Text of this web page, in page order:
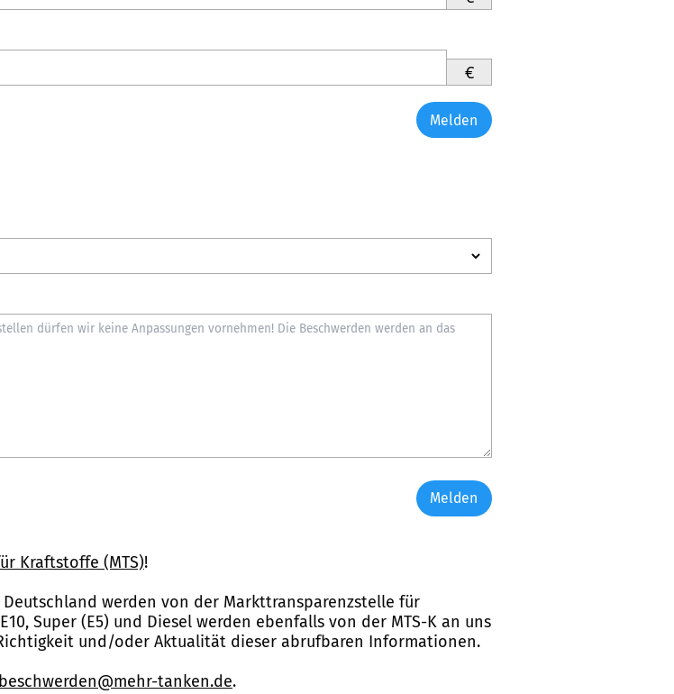
€
Melden
Melden
Kraftstoffe (MTS)!
werden von der Markttransparenzstelle für
Super (E5) und Diesel werden ebenfalls von der MTS-K an uns
und/oder Aktualität dieser abrufbaren Informationen.
beschwerden@mehr-tanken.de.